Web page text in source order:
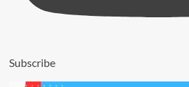
Subscribe